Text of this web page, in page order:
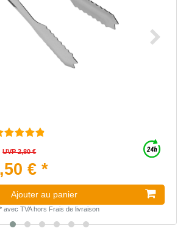
UVP 2,80 €
€ *
Ajouter au panier
* avec TVAhors Frais de livraison